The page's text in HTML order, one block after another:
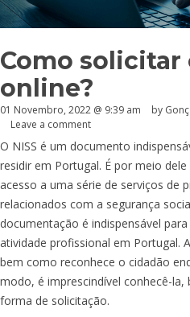
Como solicitar
online?
01 Novembro, 2022 @ 9:39 am by
Leave a comment
O NISS é um documento
residir em Portugal. É por meio
acesso a uma série de serviços de
relacionados com a segurança
documentação é indispensável
atividade profissional em Portugal.
bem como reconhece o cidadão
modo, é imprescindível conhecê-
forma de solicitação.